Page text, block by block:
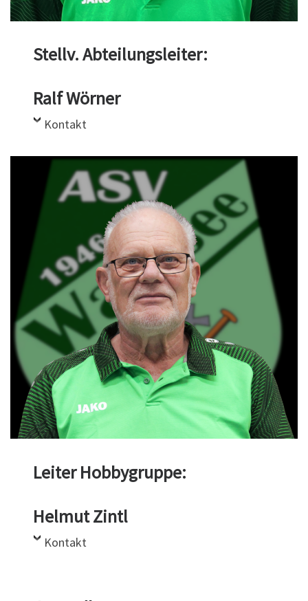
Stellv. Abteilungsleiter:
Ralf Wörner
Kontakt
Leiter Hobbygruppe:
Helmut Zintl
Kontakt